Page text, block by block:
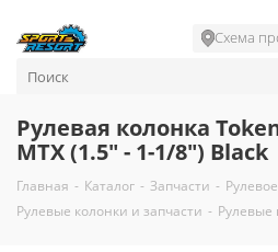
Схема
Рулевая колонка
MTX (1.5" - 1-1/8") Black
Главная - Каталог - Запчасти -
Рулевые колонки и запчасти - Рулевые